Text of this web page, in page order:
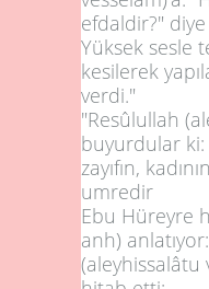
efdaldir?"
Yüksek sesle
kesilerek
verdi."
"Resûlullah
buyurdular
zayıfın,
umredir
Ebu Hüreyre
anh)
(aleyhissalâtu